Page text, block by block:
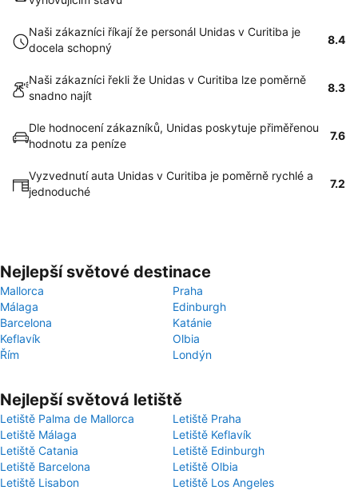
Naši zákazníci říkají že personál Unidas v Curitiba je
docela schopný
8.4
Naši zákazníci řekli že Unidas v Curitiba lze poměrně
snadno najít
8.3
Dle hodnocení zákazníků, Unidas poskytuje přiměřenou
hodnotu za peníze
7.6
Vyzvednutí auta Unidas v Curitiba je poměrně rychlé a
jednoduché
7.2
Nejlepší světové destinace
Mallorca
Praha
Málaga
Edinburgh
Barcelona
Katánie
Keflavík
Olbia
Řím
Londýn
Nejlepší světová letiště
Letiště Palma de Mallorca
Letiště Praha
Letiště Málaga
Letiště Keflavík
Letiště Catania
Letiště Edinburgh
Letiště Barcelona
Letiště Olbia
Letiště Lisabon
Letiště Los Angeles